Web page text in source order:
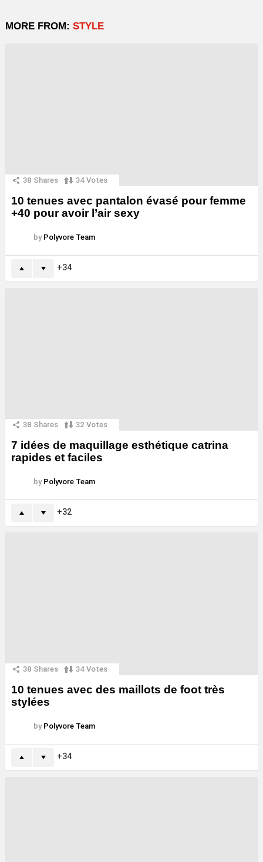
MORE FROM: STYLE
38 Shares 34 Votes
10 tenues avec pantalon évasé pour femme
+40 pour avoir l’air sexy
by Polyvore Team
34
38 Shares 32 Votes
7 idées de maquillage esthétique catrina
rapides et faciles
by Polyvore Team
32
38 Shares 34 Votes
10 tenues avec des maillots de foot très
stylées
by Polyvore Team
34